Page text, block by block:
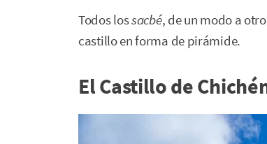
Todos lossacbé, de un modo a
castillo en forma de pirámide.
El Castillo de